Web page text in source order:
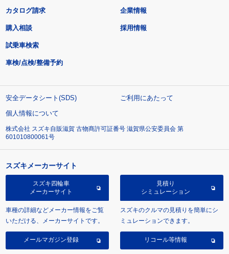
カタログ請求
購入相談
試乗車検索
車検/点検/整備予約
企業情報
採用情報
安全データシート(SDS)
ご利用にあたって
個人情報について
株式会社 スズキ自販滋賀 古物商許可証番号 滋賀県公安委員会 第
601010800061号
スズキメーカーサイト
スズキ四輪車
メーカーサイト
車種の詳細などメーカー情報をご覧
いただける、メーカーサイトです。
見積り
シミュレーション
スズキのクルマの見積りを簡単にシ
ミュレーションできます。
メールマガジン登録 リコール等情報